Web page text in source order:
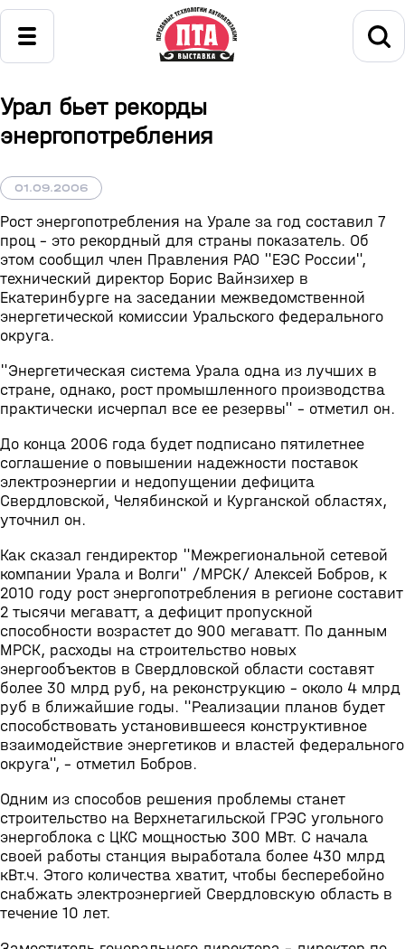
Урал бьет рекорды
энергопотребления
01.09.2006
Рост энергопотребления на Урале за год составил 7
проц - это рекордный для страны показатель. Об
этом сообщил член Правления РАО "ЕЭС России",
технический директор Борис Вайнзихер в
Екатеринбурге на заседании межведомственной
энергетической комиссии Уральского федерального
округа.
"Энергетическая система Урала одна из лучших в
стране, однако, рост промышленного производства
практически исчерпал все ее резервы" - отметил он.
До конца 2006 года будет подписано пятилетнее
соглашение о повышении надежности поставок
электроэнергии и недопущении дефицита
Свердловской, Челябинской и Курганской областях,
уточнил он.
Как сказал гендиректор "Межрегиональной сетевой
компании Урала и Волги" /МРСК/ Алексей Бобров, к
2010 году рост энергопотребления в регионе составит
2 тысячи мегаватт, а дефицит пропускной
способности возрастет до 900 мегаватт. По данным
МРСК, расходы на строительство новых
энергообъектов в Свердловской области составят
более 30 млрд руб, на реконструкцию - около 4 млрд
руб в ближайшие годы. "Реализации планов будет
способствовать установившееся конструктивное
взаимодействие энергетиков и властей федерального
округа", - отметил Бобров.
Одним из способов решения проблемы станет
строительство на Верхнетагильской ГРЭС угольного
энергоблока с ЦКС мощностью 300 МВт. С начала
своей работы станция выработала более 430 млрд
кВт.ч. Этого количества хватит, чтобы бесперебойно
снабжать электроэнергией Свердловскую область в
течение 10 лет.